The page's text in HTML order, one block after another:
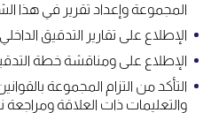
المجموعة وإعداد تقرير في هذا
الإطلاع على تقارير التدقيق
الإطلاع على ومناقشة خطة
التأكد من التزام المجموعة
والتعليمات ذات العلاقة ومراجعة